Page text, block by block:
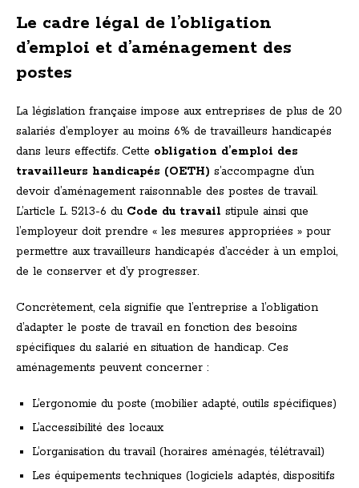
Le cadre légal de l’obligation
d’emploi et d’aménagement des
postes
La législation française impose aux entreprises de plus de 20
salariés d’employer au moins 6% de travailleurs handicapés
dans leurs effectifs. Cette obligation d’emploi des
travailleurs handicapés (OETH) s’accompagne d’un
devoir d’aménagement raisonnable des postes de travail.
L’article L. 5213-6 du Code du travail stipule ainsi que
l’employeur doit prendre « les mesures appropriées » pour
permettre aux travailleurs handicapés d’accéder à un emploi,
de le conserver et d’y progresser.
Concrètement, cela signifie que l’entreprise a l’obligation
d’adapter le poste de travail en fonction des besoins
spécifiques du salarié en situation de handicap. Ces
aménagements peuvent concerner :
L’ergonomie du poste (mobilier adapté, outils spécifiques)
L’accessibilité des locaux
L’organisation du travail (horaires aménagés, télétravail)
Les équipements techniques (logiciels adaptés, dispositifs